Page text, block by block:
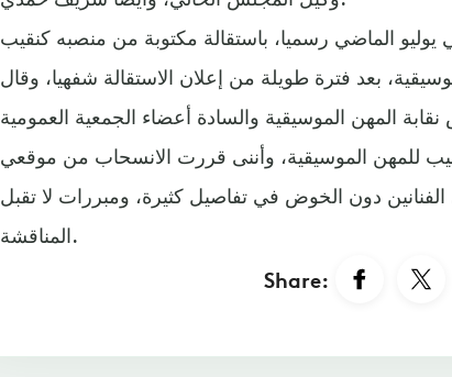
الماضي رسميا، باستقالة مكتوبة من منصبه كنقيب
بعد فترة طويلة من إعلان الاستقالة شفهيا، وقال
المهن الموسيقية والسادة أعضاء الجمعية العمومية
للمهن الموسيقية، وأننى قررت الانسحاب من موقعي
دون الخوض في تفاصيل كثيرة، ومبررات لا تقبل
المناقشة.
Share: